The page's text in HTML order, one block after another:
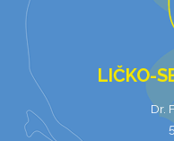
LIČKO-
Dr.